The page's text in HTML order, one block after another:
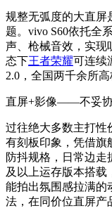
规整无弧度的大直屏
题。vivo S60依托全
声、枪械音效，实现
态下王者荣耀可连续
2.0，全国两千余所
直屏+影像——不妥
过往绝大多数主打性
有刻板印象，凭借旗
防抖规格，日常边
及以上运存版本搭
能拍出氛围感拉满的
法，在同价位直屏产